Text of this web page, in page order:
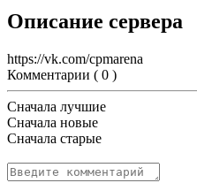
Описание сервера
https://vk.com/cpmarena
Комментарии ( 0 )
Сначала лучшие
Сначала новые
Сначала старые